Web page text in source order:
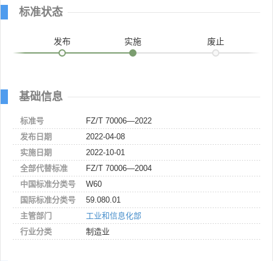
标准状态
发布 实施 废止
基础信息
标准号
FZ/T 70006—2022
发布日期
2022-04-08
实施日期
2022-10-01
全部代替标准
FZ/T 70006—2004
中国标准分类号
W60
国际标准分类号
59.080.01
主管部门
工业和信息化部
行业分类
制造业